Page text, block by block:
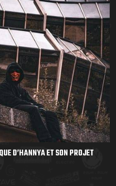
D’HANNYA ET SON PROJET